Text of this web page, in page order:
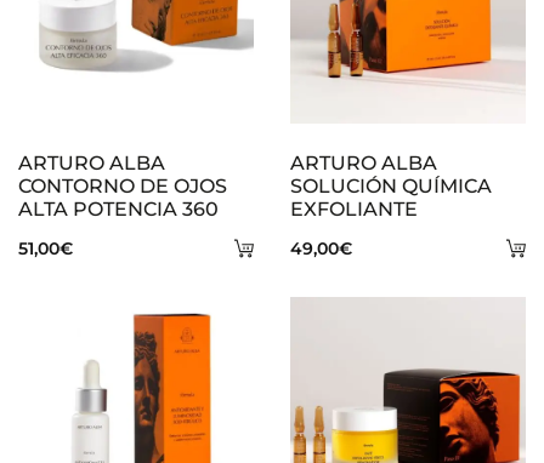
Añadir
ARTURO ALBA
CONTORNO DE OJOS
ALTA POTENCIA 360
51,00€
ARTURO ALBA
SOLUCIÓN QUÍMICA
EXFOLIANTE
49,00€